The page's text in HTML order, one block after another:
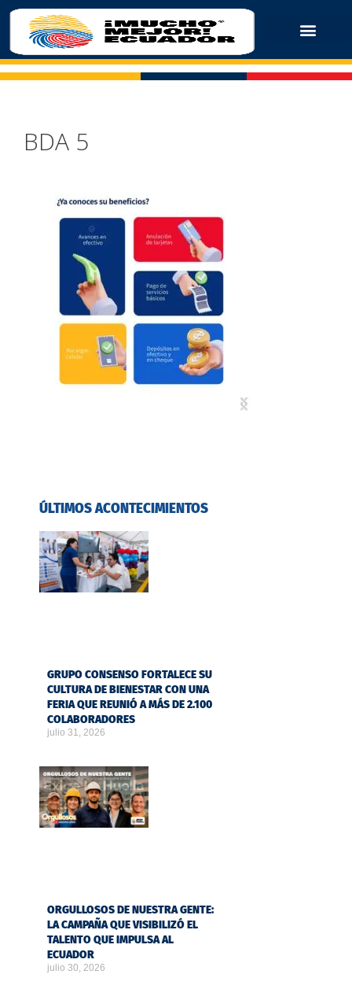
BDA 5
ÚLTIMOS ACONTECIMIENTOS
GRUPO CONSENSO FORTALECE SU
CULTURA DE BIENESTAR CON UNA
FERIA QUE REUNIÓ A MÁS DE 2.100
COLABORADORES
julio 31, 2026
ORGULLOSOS DE NUESTRA GENTE:
LA CAMPAÑA QUE VISIBILIZÓ EL
TALENTO QUE IMPULSA AL
ECUADOR
julio 30, 2026